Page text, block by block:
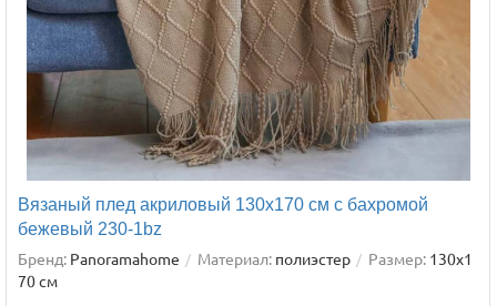
Вязаный плед акриловый 130х170 см с бахромой
бежевый 230-1bz
Бренд: Panoramahome Материал: полиэстер Размер: 130х1
70 см